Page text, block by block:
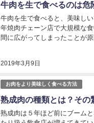
牛肉を生で食べるのは危
2019年3月9日
牛肉を生で食べると、美味し
年焼肉チェーン店で大規模な
間に広がってしまったことが
お肉をより美味しく食べる方法
熟成肉の種類とは？その
熟成肉は５年ほど前にブーム